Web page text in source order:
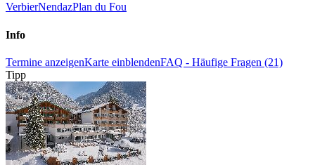
VerbierNendazPlan du Fou
Info
Termine anzeigenKarte einblendenFAQ - Häufige Fragen (21)
Tipp